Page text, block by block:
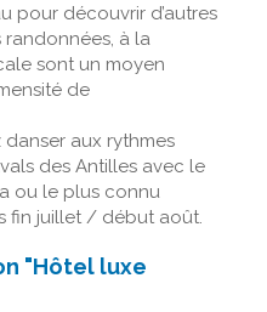
pour découvrir d’autres
randonnées, à la
sont un moyen
de
aux rythmes
des Antilles avec le
ou le plus connu
fin juillet / début août.
"Hôtel luxe